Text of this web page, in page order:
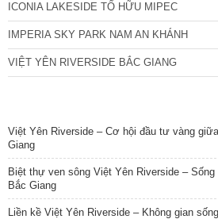
ICONIA LAKESIDE TỐ HỮU MIPEC
IMPERIA SKY PARK NAM AN KHÁNH
VIỆT YÊN RIVERSIDE BẮC GIANG
Việt Yên Riverside – Cơ hội đầu tư vàng
Giang
Biệt thự ven sông Việt Yên Riverside –
Bắc Giang
Liền kề Việt Yên Riverside – Không gian